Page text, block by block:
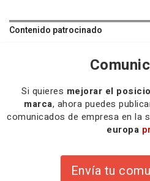
Contenido patrocinado
Si quieres mejorar el
marca, ahora puedes
comunicados de empresa en la
europa
Envía tu